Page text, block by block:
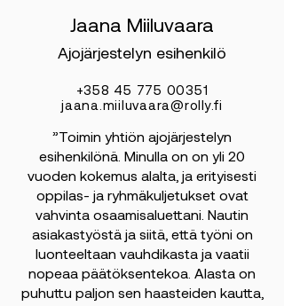
Jaana Miiluvaara
Ajojärjestelyn esihenkilö
+358 45 775 00351
jaana.miiluvaara@rolly.fi
”Toimin yhtiön ajojärjestelyn
esihenkilönä. Minulla on on yli 20
vuoden kokemus alalta, ja erityisesti
oppilas- ja ryhmäkuljetukset ovat
vahvinta osaamisaluettani. Nautin
asiakastyöstä ja siitä, että työni on
luonteeltaan vauhdikasta ja vaatii
nopeaa päätöksentekoa. Alasta on
puhuttu paljon sen haasteiden kautta,